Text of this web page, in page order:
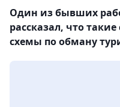
Один из бывших
рассказал, что
схемы по обману